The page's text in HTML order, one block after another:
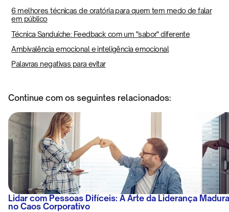
6 melhores técnicas de oratória para quem tem medo de falar
em público
Técnica Sanduíche: Feedback com um "sabor" diferente
Ambivalência emocional e inteligência emocional
Palavras negativas para evitar
Continue com os seguintes relacionados:
Lidar com Pessoas Difíceis: A Arte da Liderança Madura
no Caos Corporativo